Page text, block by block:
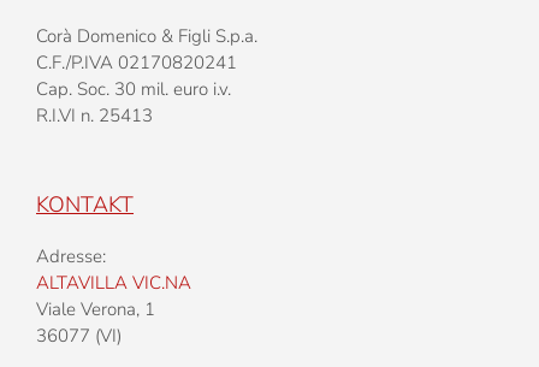
Corà Domenico & Figli S.p.a.
C.F./P.IVA 02170820241
Cap. Soc. 30 mil. euro i.v.
R.I.VI n. 25413
KONTAKT
Adresse:
ALTAVILLA VIC.NA
Viale Verona, 1
36077 (VI)